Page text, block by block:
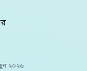
২০২৬